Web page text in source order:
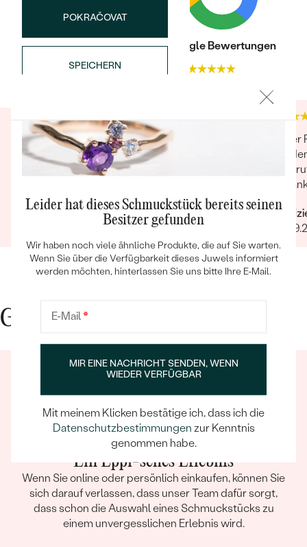
Bestseller
POKRAČOVAT
SPEICHERN
Trusted shop BewertungenGoogle Bewertungen
4.9
Hervorragende Kundenbetreuung. Nach der
getätigten Bestellung wurde diese noch einmal
telefonisch verifiziert sowie ein
erfolgte termingetreu zum vereinbarten
Termin. Die Ware selber ist wirklich sehr gut
verarbeitet und hochwertig. Bin mit Allem
äußerst zufrieden und kann Eppi nur
weiterempfehlen.
Verifizierter Kunde
Ganze Bewertung anzeigen
Gute Gründe für Eppi
Ein Eppi-sches Erlebnis
Wenn Sie online oder persönlich einkaufen, können Sie
sich darauf verlassen, dass unser Team dafür sorgt,
dass schon die Auswahl eines Schmuckstücks zu
einem unvergesslichen Erlebnis wird.
Leider hat dieses Schmuckstück bereits seinen
Besitzer gefunden
Wir haben noch viele ähnliche Produkte, die auf Sie warten.
Wenn Sie über die Verfügbarkeit dieses Juwels informiert
werden möchten, hinterlassen Sie uns bitte Ihre E-Mail.
E-Mail*
MIR EINE NACHRICHT SENDEN, WENN
WIEDER VERFÜGBAR
Mit meinem Klicken bestätige ich, dass ich die
Datenschutzbestimmungen zur Kenntnis
genommen habe.